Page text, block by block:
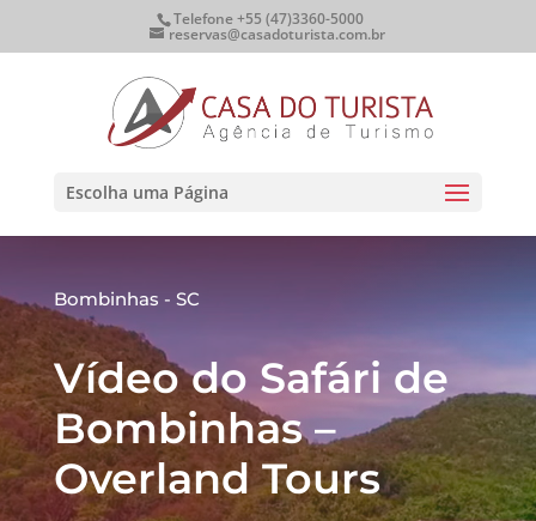
Telefone +55 (47)3360-5000
reservas@casadoturista.com.br
Escolha uma Página
Bombinhas - SC
Vídeo do Safári de
Bombinhas –
Overland Tours